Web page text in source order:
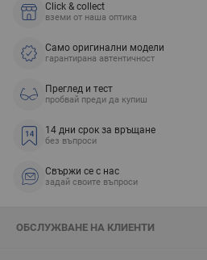
Click & collect
вземи от наша оптика
Само оригинални модели
гарантирана автентичност
Преглед и тест
пробвай преди да купиш
14 дни срок за връщане
без въпроси
Свържи се с нас
задай своите въпроси
ОБСЛУЖВАНЕ НА КЛИЕНТИ